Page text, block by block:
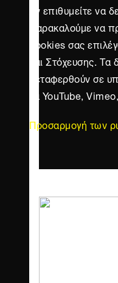
Αν επιθυμείτε να
παρακαλούμε να
cookies σας
και Στόχευσης.
μεταφερθούν σε
τα YouTube,
Προσαρμογή των